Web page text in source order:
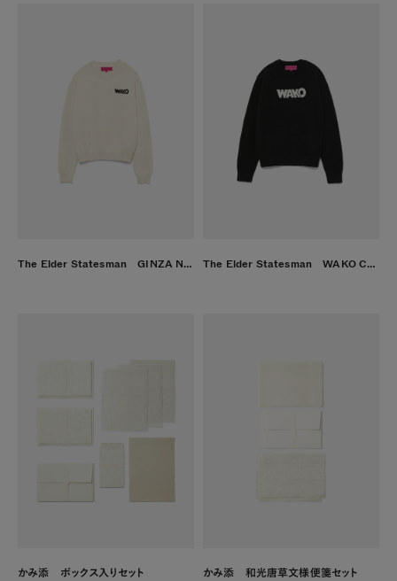
The Elder Statesman GINZA NORA CREW NATURAL The Elder Statesman WAKO CREW BLACK
かみ添 ボックス入りセット かみ添 和光唐草文様便箋セット